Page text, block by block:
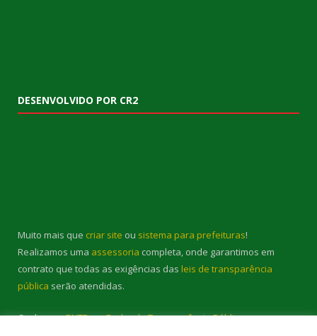
DESENVOLVIDO POR CR2
Muito mais que criar site ou sistema para prefeituras!
Realizamos uma assessoria completa, onde garantimos em
contrato que todas as exigências das leis de transparência
pública serão atendidas.
Conheça oPNTPe oRadar da Transparência Pública